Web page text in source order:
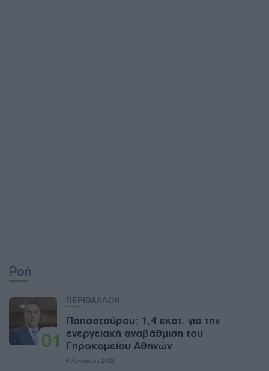
Ροή
01
ΠΕΡΙΒΑΛΛΟΝ
Παπασταύρου: 1,4 εκατ. για την
ενεργειακή αναβάθμιση του
Γηροκομείου Αθηνών
6 Αυγούστου 2026